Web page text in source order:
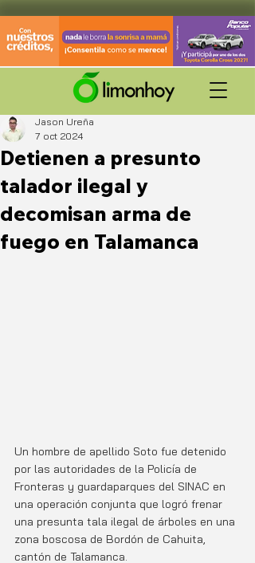
Detienen a presunto
talador ilegal y
decomisan arma de
fuego en Talamanca
Jason Ureña
7 oct 2024
Un hombre de apellido Soto fue detenido
por las autoridades de la Policía de
Fronteras y guardaparques del SINAC en
una operación conjunta que logró frenar
una presunta tala ilegal de árboles en una
zona boscosa de Bordón de Cahuita,
cantón de Talamanca.